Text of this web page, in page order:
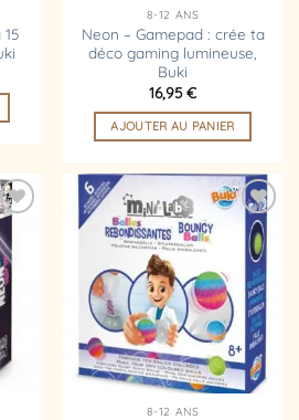
8-12 ANS
Neon – Gamepad : crée ta
déco gaming lumineuse,
Buki
16,95€
AJOUTER AU PANIER
la
Ajouter
à la
liste
d’envies
8-12 ANS